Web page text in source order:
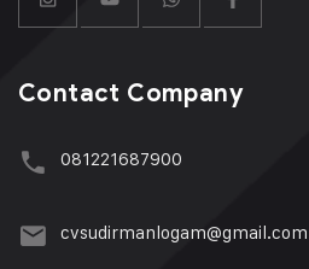
Contact Company
081221687900
cvsudirmanlogam@gmail.com